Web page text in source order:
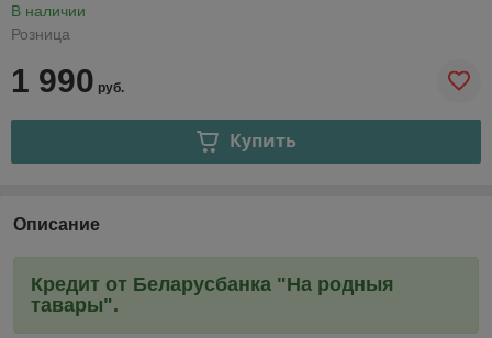
В наличии
Розница
1 990 руб.
Купить
Описание
Кредит от Беларусбанка "На родныя
тавары".